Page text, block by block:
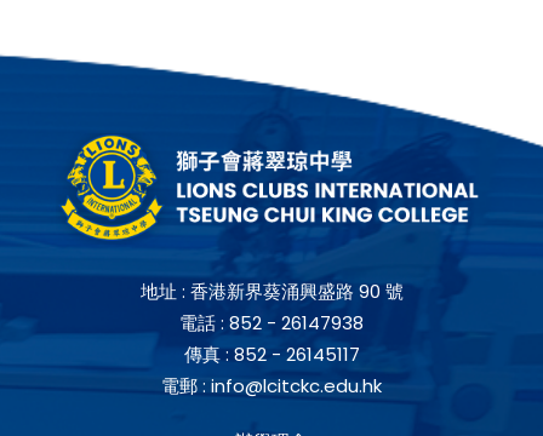
地址 : 香港新界葵涌興盛路 90 號
電話 : 852 - 26147938
傳真 :852 - 26145117
電郵 : info@lcitckc.edu.hk